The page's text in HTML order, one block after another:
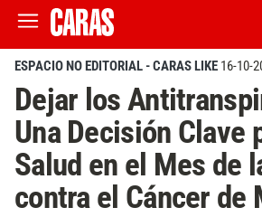
ESPACIO NO EDITORIAL - CARAS LIKE 16-10-
Dejar los
Una Decisión Clave
Salud en el Mes de
contra el Cáncer de